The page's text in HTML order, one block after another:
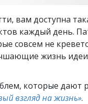
вам доступна
каждый день.
совсем не
жизнь
которые дают
взгляд на жизнь».